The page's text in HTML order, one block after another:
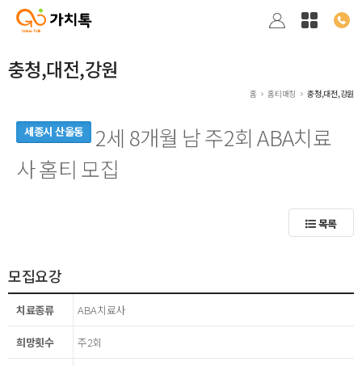
충청,대전,강원
홈 홈티매칭 충청,대전,강원
세종시 산울동
2세 8개월 남 주2회 ABA치료
사 홈티 모집
목록
모집요강
치료종류 ABA치료사
희망횟수 주2회